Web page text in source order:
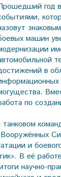
год
машин
в
по
и
В её
научно-